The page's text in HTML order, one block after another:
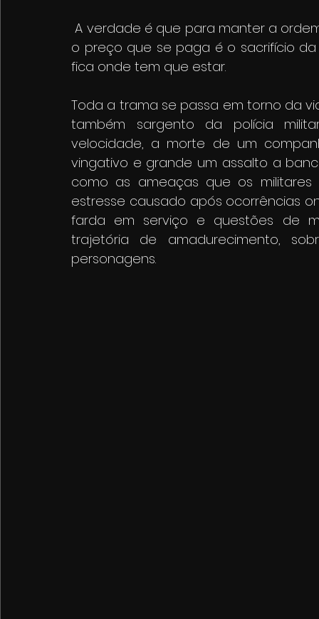
A verdade é que para manter a ordem e a sociedade livre da crueldade do crime,
o preço que se paga é o sacrifício
fica onde tem que estar.
Toda a trama se passa em torno da
também sargento da polícia
velocidade, a morte de um
vingativo e grande um assalto a
como as ameaças que os
estresse causado após ocorrências
farda em serviço e questões de
trajetória de amadurecimento,
personagens.